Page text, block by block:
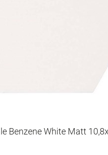
Benzene White Matt